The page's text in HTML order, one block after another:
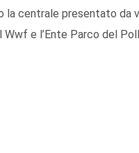
la centrale presentato da
e l’Ente Parco del